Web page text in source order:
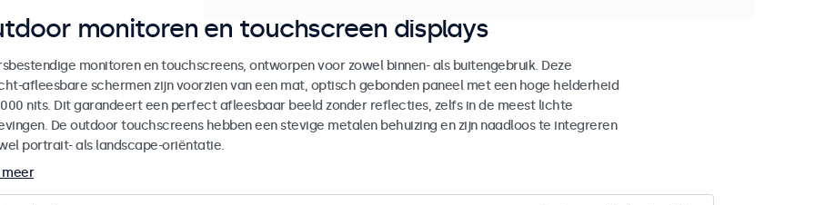
monitoren en touchscreen displays
monitoren en touchscreens, ontworpen voor zowel binnen- als buitengebruik. Deze
afleesbare schermen zijn voorzien van een mat, optisch gebonden paneel met een hoge helderheid
nits. Dit garandeert een perfect afleesbaar beeld zonder reflecties, zelfs in de meest lichte
De outdoor touchscreens hebben een stevige metalen behuizing en zijn naadloos te integreren
portrait- als landscape-oriëntatie.
meer